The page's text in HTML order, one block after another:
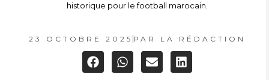
historique pour le football marocain.
23 OCTOBRE 2025 PAR LA RÉDACTION